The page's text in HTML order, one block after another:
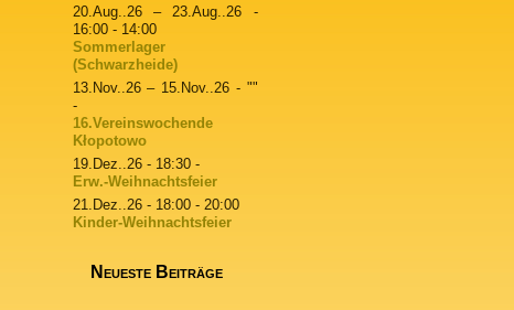
20.Aug..26
– 23.Aug..26 -
16:00 - 14:00
Sommerlager
(Schwarzheide)
13.Nov..26 – 15.Nov..26 - ""
-
16.Vereinswochende
Kłopotowo
19.Dez..26- 18:30 -
Erw.-Weihnachtsfeier
21.Dez..26- 18:00 - 20:00
Kinder-Weihnachtsfeier
Neueste Beiträge